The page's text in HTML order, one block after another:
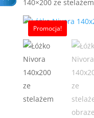
140×200 ze stelażem
Promocja!